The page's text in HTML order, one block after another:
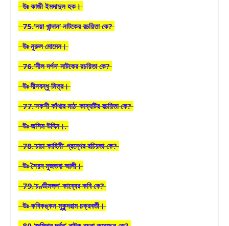
উঃ কাজী ইমদাদুল হক।
75.‘নয়া খান্দান’ নাটকের রচয়িতা কে?
উঃ নূরুল মোমেন।
76.‘নীল দর্পন’ নাটকের রচয়িতা কে?
উঃ দীনবন্ধু মিত্র।
77.‘নকশী কাঁথার মাঠ’ কাব্যটির রচয়িতা কে?
উঃ জসিম উদ্দিন।.
78.‘চাচা কাহিনী’ গ্রন্থের রচিয়তা কে?
উঃ সৈয়দ মুজতবা আলী।
79.‘চণ্ডীমঙ্গল’ কাব্যের কবি কে?
উঃ কবিকঙ্কন মুকুন্দরাম চক্রবর্তী।